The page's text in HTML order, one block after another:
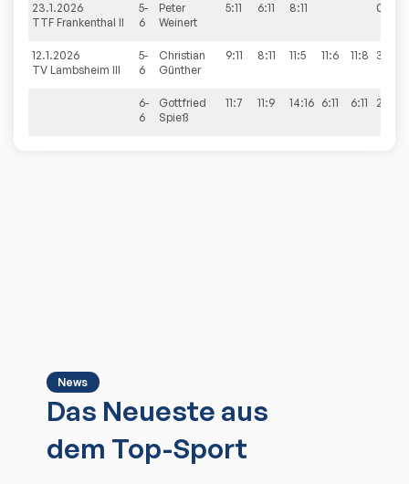
23.1.2026
TTF Frankenthal II
5-
6
Peter
Weinert
5:11 6:11 8:11 0:3
12.1.2026
TV Lambsheim III
5-
6
Christian
Günther
9:11 8:11 11:5 11:6 11:8 3:2
6-
6
Gottfried
Spieß
11:7 11:9 14:16 6:11 6:11 2:3
News
Das Neueste aus
dem Top-Sport